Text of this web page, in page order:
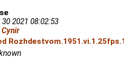
2021 08:02:53
Cynir